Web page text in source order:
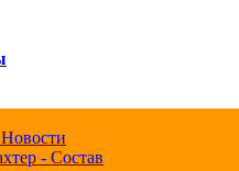
- Состав